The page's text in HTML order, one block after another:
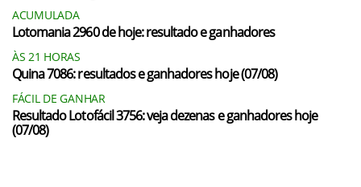
ACUMULADA
Lotomania 2960 de hoje: resultado e ganhadores
ÀS 21 HORAS
Quina 7086: resultados e ganhadores hoje (07/08)
FÁCIL DE GANHAR
Resultado Lotofácil 3756: veja dezenas e ganhadores hoje
(07/08)